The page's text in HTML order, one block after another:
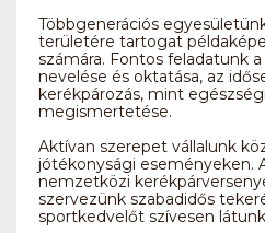
Többgenerációs
területére tartogat
számára. Fontos feladatunk
nevelése és oktatása, az
kerékpározás, mint
megismertetése.
Aktívan szerepet vállalunk
jótékonysági eseményeken.
nemzetközi
szervezünk szabadidős
sportkedvelőt szívesen